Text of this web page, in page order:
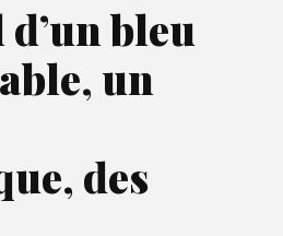
bleu
un
des